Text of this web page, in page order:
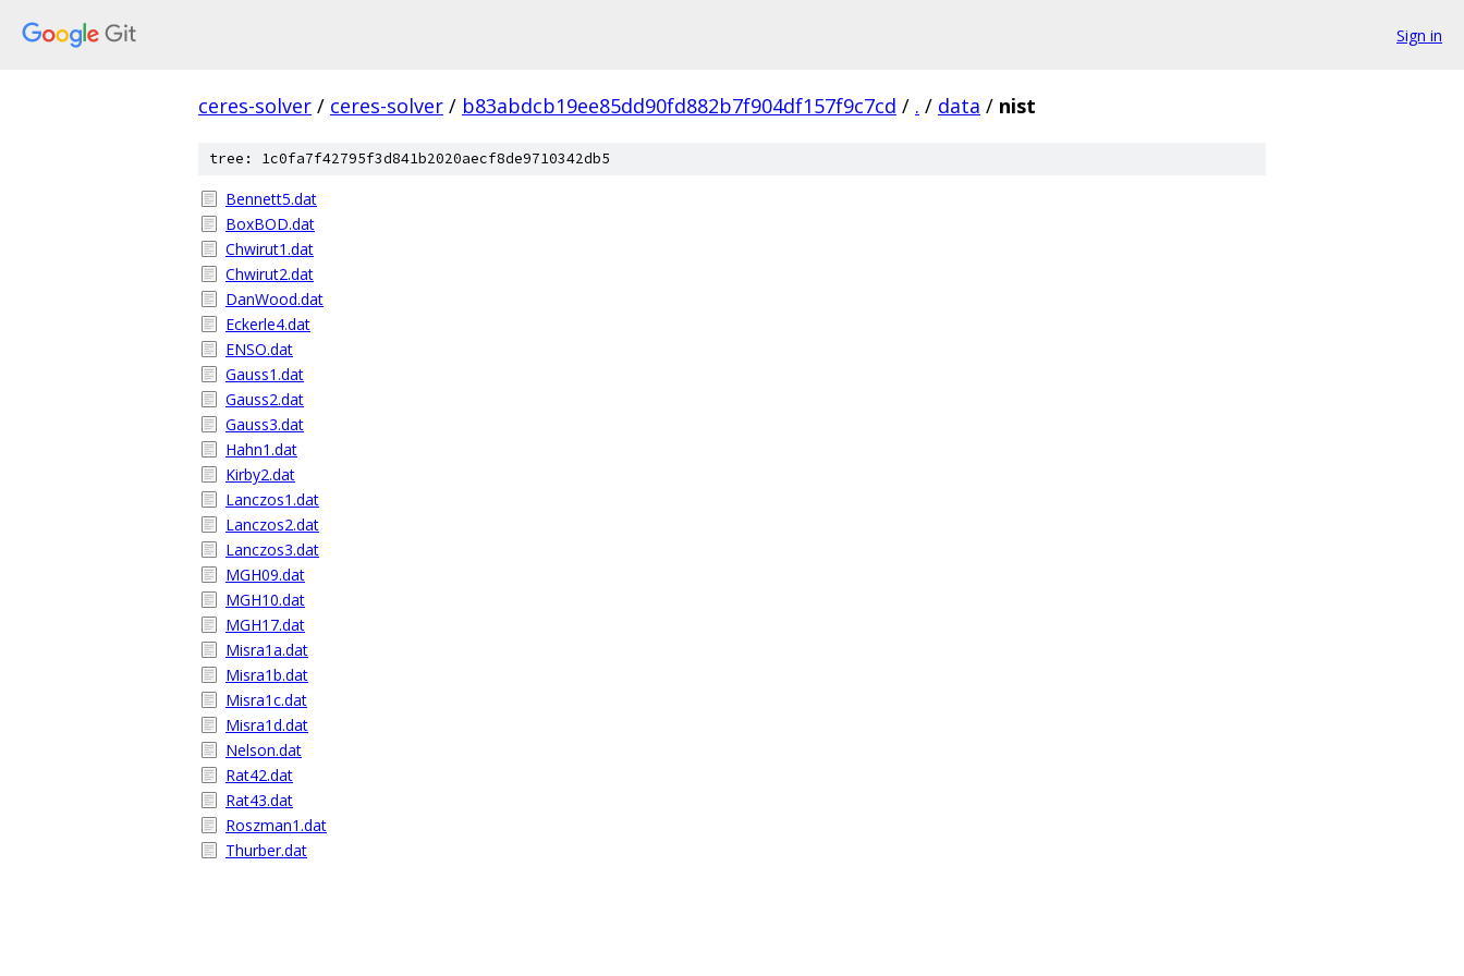
Sign in
ceres-solver / ceres-solver / b83abdcb19ee85dd90fd882b7f904df157f9c7cd / . / data / nist
tree: 1c0fa7f42795f3d841b2020aecf8de9710342db5
Bennett5.dat
BoxBOD.dat
Chwirut1.dat
Chwirut2.dat
DanWood.dat
Eckerle4.dat
ENSO.dat
Gauss1.dat
Gauss2.dat
Gauss3.dat
Hahn1.dat
Kirby2.dat
Lanczos1.dat
Lanczos2.dat
Lanczos3.dat
MGH09.dat
MGH10.dat
MGH17.dat
Misra1a.dat
Misra1b.dat
Misra1c.dat
Misra1d.dat
Nelson.dat
Rat42.dat
Rat43.dat
Roszman1.dat
Thurber.dat